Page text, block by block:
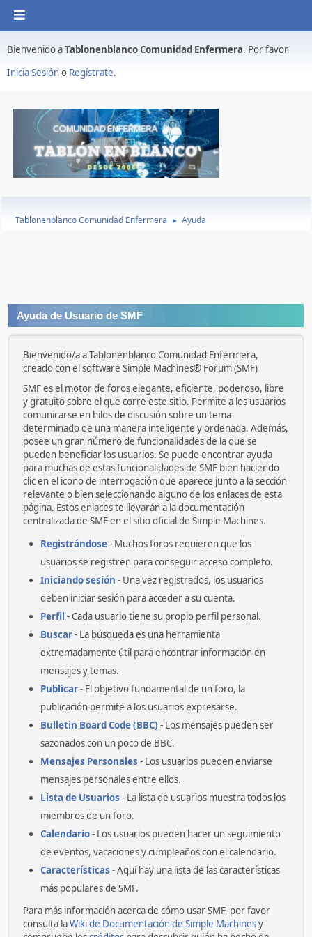
Bienvenido aTablonenblanco Comunidad Enfermera. Por favor,
Inicia Sesióno Regístrate.
Tablonenblanco Comunidad Enfermera ► Ayuda
Ayuda de Usuario de SMF
Bienvenido/a a Tablonenblanco Comunidad Enfermera,
creado con el software Simple Machines® Forum (SMF)
SMF es el motor de foros elegante, eficiente, poderoso, libre
y gratuito sobre el que corre este sitio. Permite a los usuarios
comunicarse en hilos de discusión sobre un tema
determinado de una manera inteligente y ordenada. Además,
posee un gran número de funcionalidades de la que se
pueden beneficiar los usuarios. Se puede encontrar ayuda
para muchas de estas funcionalidades de SMF bien haciendo
clic en el icono de interrogación que aparece junto a la sección
relevante o bien seleccionando alguno de los enlaces de esta
página. Estos enlaces te llevarán a la documentación
centralizada de SMF en el sitio oficial de Simple Machines.
Registrándose- Muchos foros requieren que los
usuarios se registren para conseguir acceso completo.
Iniciando sesión - Una vez registrados, los usuarios
deben iniciar sesión para acceder a su cuenta.
Perfil - Cada usuario tiene su propio perfil personal.
Buscar- La búsqueda es una herramienta
extremadamente útil para encontrar información en
mensajes y temas.
Publicar- El objetivo fundamental de un foro, la
publicación permite a los usuarios expresarse.
Bulletin Board Code (BBC) - Los mensajes pueden ser
sazonados con un poco de BBC.
Mensajes Personales - Los usuarios pueden enviarse
mensajes personales entre ellos.
Lista de Usuarios - La lista de usuarios muestra todos los
miembros de un foro.
Calendario- Los usuarios pueden hacer un seguimiento
de eventos, vacaciones y cumpleaños con el calendario.
Características - Aquí hay una lista de las características
más populares de SMF.
Para más información acerca de cómo usar SMF, por favor
consulta laWiki de Documentación de Simple Machinesy